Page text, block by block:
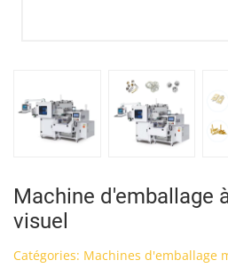
Machine d'emballage
visuel
Catégories: Machines d'emballage